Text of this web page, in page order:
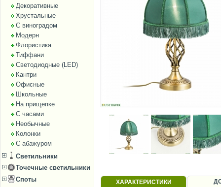
Декоративные
Хрустальные
С виноградом
Модерн
Флористика
Тиффани
Светодиодные (LED)
Кантри
Офисные
Школьные
На прищепке
С часами
Необычные
Колонки
С абажуром
Светильники
Точечные светильники
Споты
ХАРАКТЕРИСТИКИ